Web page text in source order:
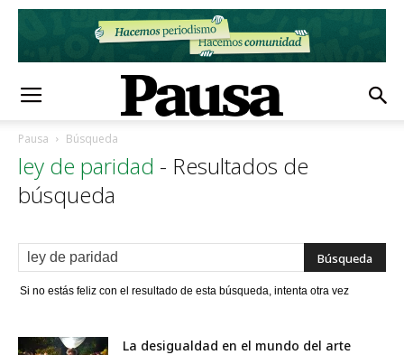
Pausa Búsqueda
ley de paridad - Resultados de
búsqueda
Si no estás feliz con el resultado de esta búsqueda, intenta otra vez
La desigualdad en el mundo del arte